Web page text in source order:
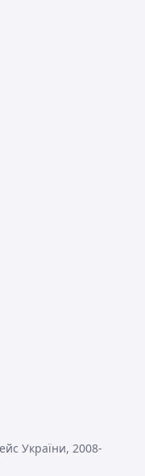
України, 2008-